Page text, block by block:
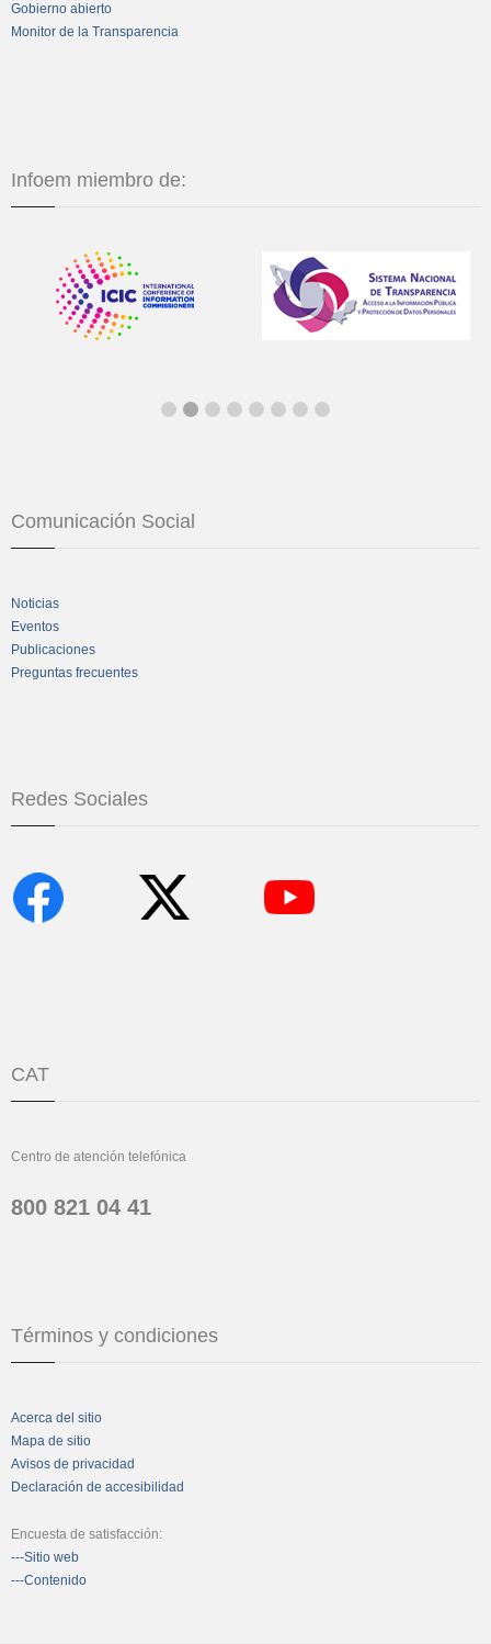
Gobierno abierto
Monitor de la Transparencia
Infoem miembro de:
Comunicación Social
Noticias
Eventos
Publicaciones
Preguntas frecuentes
Redes Sociales
CAT
Centro de atención telefónica
800 821 04 41
Términos y condiciones
Acerca del sitio
Mapa de sitio
Avisos de privacidad
Declaración de accesibilidad
Encuesta de satisfacción:
---Sitio web
---Contenido